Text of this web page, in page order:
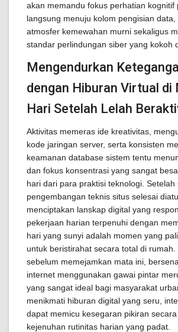
akan memandu fokus perhatian kognitif
langsung menuju kolom pengisian data,
atmosfer kemewahan murni sekaligus
standar perlindungan siber yang kokoh
Mengendurkan
dengan Hiburan Virtual di
Hari Setelah Lelah
Aktivitas memeras ide kreativitas,
kode jaringan server, serta konsisten
keamanan database sistem tentu
dan fokus konsentrasi yang sangat
hari dari para praktisi teknologi. Setelah
pengembangan teknis situs selesai
menciptakan lanskap digital yang
pekerjaan harian terpenuhi dengan
hari yang sunyi adalah momen yang
untuk beristirahat secara total di
sebelum memejamkan mata ini,
internet menggunakan gawai pintar
yang sangat ideal bagi masyarakat
menikmati hiburan digital yang seru,
dapat memicu kesegaran pikiran
kejenuhan rutinitas harian yang padat.